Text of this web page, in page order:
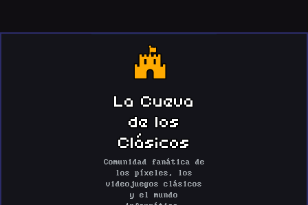
La Cueva
de los
Clásicos
Comunidad fanática de
los píxeles, los
videojuegos clásicos
y el mundo